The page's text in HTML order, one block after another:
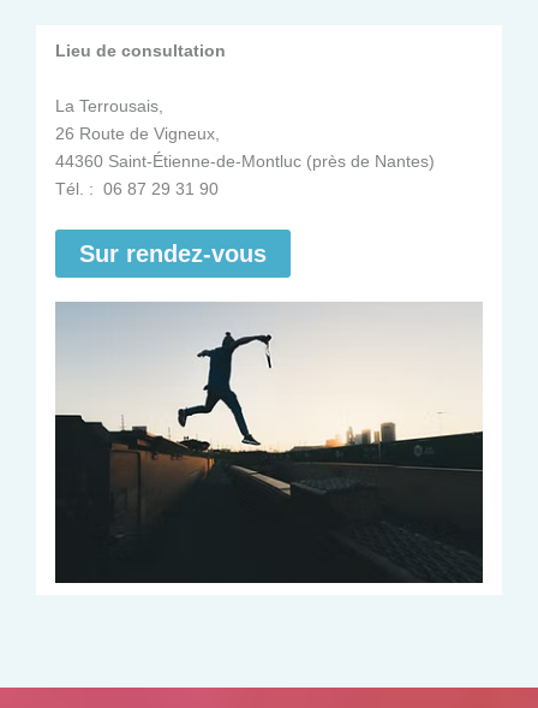
Lieu de consultation
La Terrousais,
26 Route de Vigneux,
44360 Saint-Étienne-de-Montluc (près de Nantes)
Tél. : 06 87 29 31 90
Sur rendez-vous